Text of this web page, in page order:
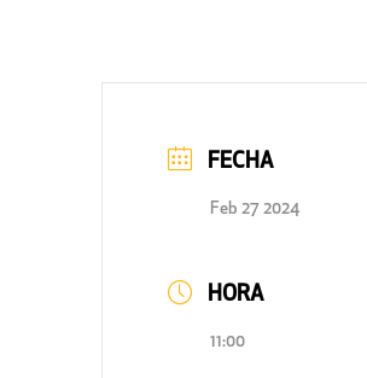
FECHA
Feb 27 2024
HORA
11:00